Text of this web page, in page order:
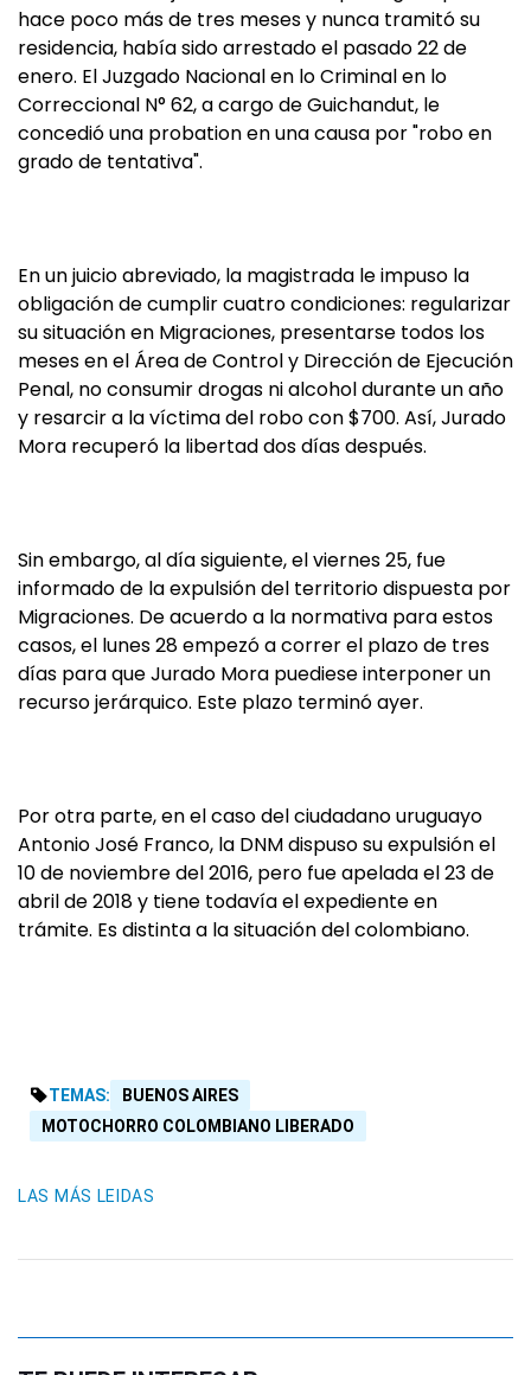
hace poco más de tres meses y nunca tramitó su
residencia, había sido arrestado el pasado 22 de
enero. El Juzgado Nacional en lo Criminal en lo
Correccional N° 62, a cargo de Guichandut, le
concedió una probation en una causa por "robo en
grado de tentativa".
En un juicio abreviado, la magistrada le impuso la
obligación de cumplir cuatro condiciones: regularizar
su situación en Migraciones, presentarse todos los
meses en el Área de Control y Dirección de Ejecución
Penal, no consumir drogas ni alcohol durante un año
y resarcir a la víctima del robo con $700. Así, Jurado
Mora recuperó la libertad dos días después.
Sin embargo, al día siguiente, el viernes 25, fue
informado de la expulsión del territorio dispuesta por
Migraciones. De acuerdo a la normativa para estos
casos, el lunes 28 empezó a correr el plazo de tres
días para que Jurado Mora puediese interponer un
recurso jerárquico. Este plazo terminó ayer.
Por otra parte, en el caso del ciudadano uruguayo
Antonio José Franco, la DNM dispuso su expulsión el
10 de noviembre del 2016, pero fue apelada el 23 de
abril de 2018 y tiene todavía el expediente en
trámite. Es distinta a la situación del colombiano.
TEMAS:
BUENOS AIRES
MOTOCHORRO COLOMBIANO LIBERADO
LAS MÁS LEIDAS